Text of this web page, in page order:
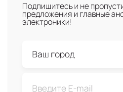
Подпишитесь и не
предложения и главные
электроники!